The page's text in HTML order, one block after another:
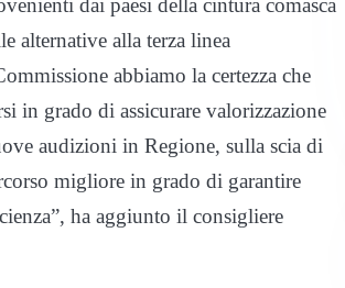
dai paesi della cintura comasca
alternative alla terza linea
abbiamo la certezza che
in grado di assicurare valorizzazione
audizioni in Regione, sulla scia di
migliore in grado di garantire
ha aggiunto il consigliere